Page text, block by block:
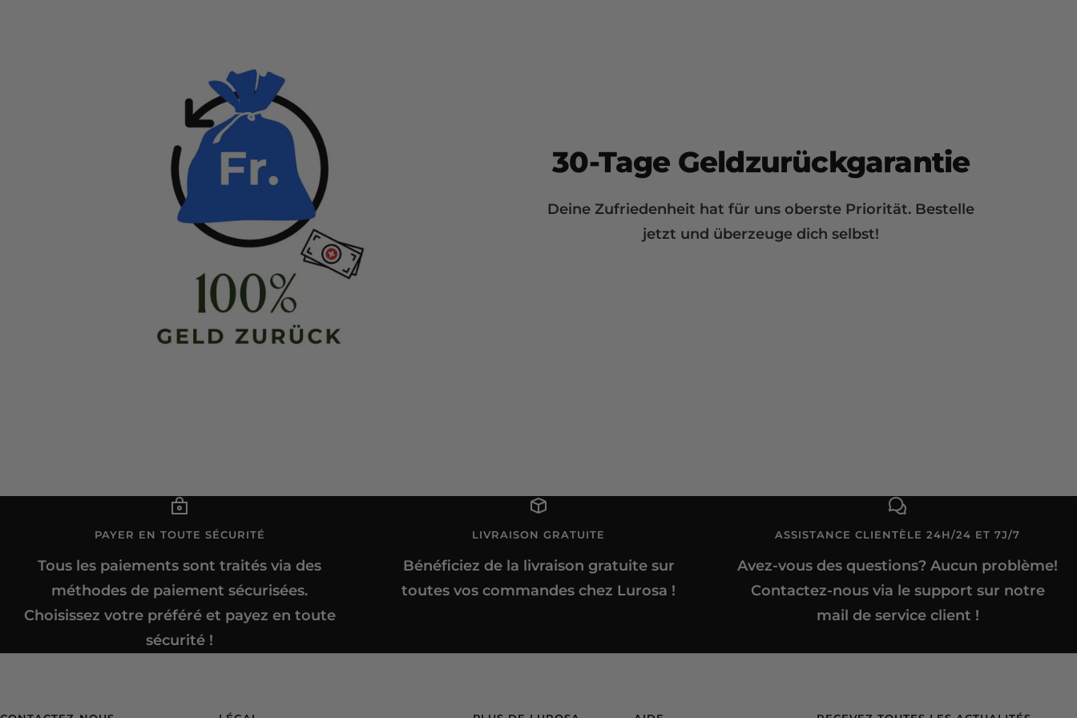
30-Tage Geldzurückgarantie
Deine Zufriedenheit hat für uns oberste Priorität. Bestelle
jetzt und überzeuge dich selbst!
PAYER EN TOUTE SÉCURITÉ
Tous les paiements sont traités via des
méthodes de paiement sécurisées.
Choisissez votre préféré et payez en toute
sécurité !
LIVRAISON GRATUITE
Bénéficiez de la livraison gratuite sur
toutes vos commandes chez Lurosa !
ASSISTANCE CLIENTÈLE 24H/24 ET 7J/7
Avez-vous des questions? Aucun problème!
Contactez-nous via le support sur notre
mail de service client !